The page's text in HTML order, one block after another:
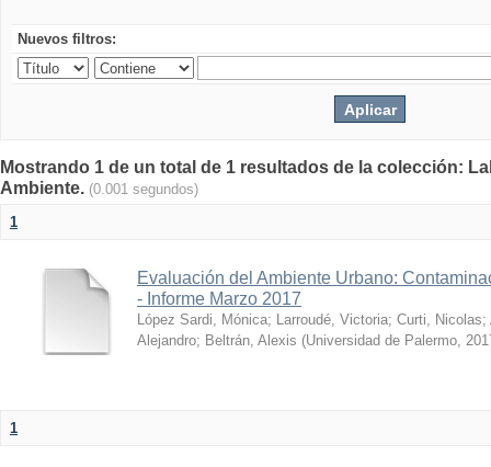
Nuevos filtros:
Mostrando 1 de un total de 1 resultados de la colección:
Ambiente. (0.001 segundos)
1
Evaluación del Ambiente Urbano:
- Informe Marzo 2017
López Sardi, Mónica; Larroudé, Victoria; Curti, Nicolas;
Alejandro; Beltrán, Alexis (Universidad de Palermo,
1